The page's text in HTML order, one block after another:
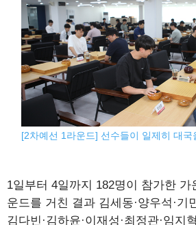
[2차예선 1라운드] 선수들이 일제히 대국
1일부터 4일까지 182명이 참가한
운드를 거친 결과 김세동·양우석·기
김다빈·김하윤·이재성·최정관·임지